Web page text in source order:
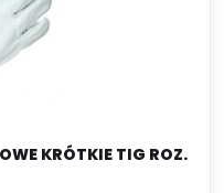
KRÓTKIE TIG ROZ.